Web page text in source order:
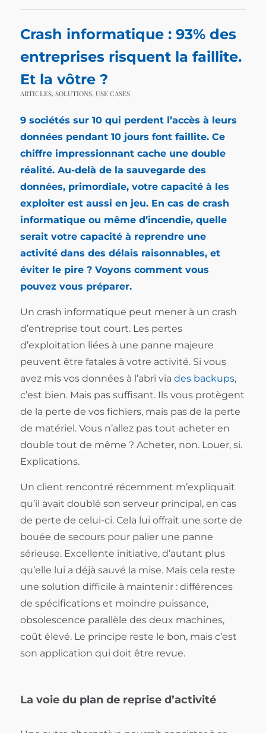
Crash informatique : 93% des
entreprises risquent la faillite.
Et la vôtre ?
ARTICLES, SOLUTIONS, USE CASES
9 sociétés sur 10 qui perdent l’accès à leurs
données pendant 10 jours font faillite. Ce
chiffre impressionnant cache une double
réalité. Au-delà de la sauvegarde des
données, primordiale, votre capacité à les
exploiter est aussi en jeu. En cas de crash
informatique ou même d’incendie, quelle
serait votre capacité à reprendre une
activité dans des délais raisonnables, et
éviter le pire ? Voyons comment vous
pouvez vous préparer.
Un crash informatique peut mener à un crash
d’entreprise tout court. Les pertes
d’exploitation liées à une panne majeure
peuvent être fatales à votre activité. Si vous
avez mis vos données à l’abri via des backups,
c’est bien. Mais pas suffisant. Ils vous protègent
de la perte de vos fichiers, mais pas de la perte
de matériel. Vous n’allez pas tout acheter en
double tout de même ? Acheter, non. Louer, si.
Explications.
Un client rencontré récemment m’expliquait
qu’il avait doublé son serveur principal, en cas
de perte de celui-ci. Cela lui offrait une sorte de
bouée de secours pour palier une panne
sérieuse. Excellente initiative, d’autant plus
qu’elle lui a déjà sauvé la mise. Mais cela reste
une solution difficile à maintenir : différences
de spécifications et moindre puissance,
obsolescence parallèle des deux machines,
coût élevé. Le principe reste le bon, mais c’est
son application qui doit être revue.
La voie du plan de reprise d’activité